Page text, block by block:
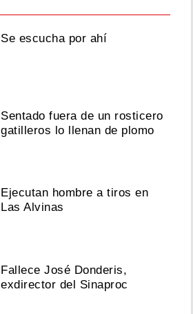
Se escucha por ahí
Sentado fuera de un rosticero
gatilleros lo llenan de plomo
Ejecutan hombre a tiros en
Las Alvinas
Fallece José Donderis,
exdirector del Sinaproc